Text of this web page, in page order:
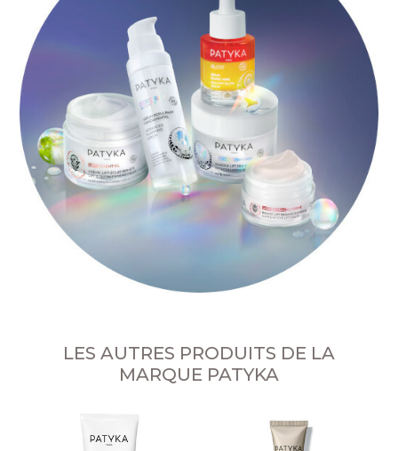
LES AUTRES PRODUITS DE LA
MARQUE PATYKA